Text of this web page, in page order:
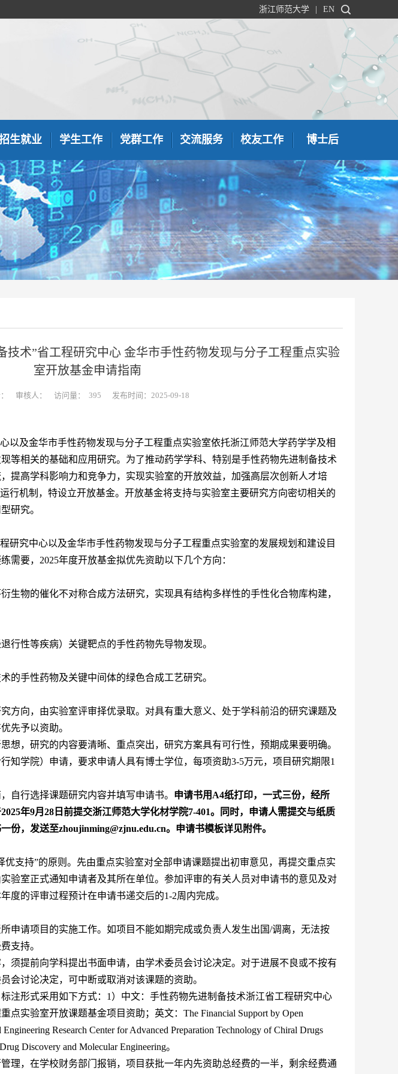
浙江师范大学 EN
生就业 学生工作 党群工作 交流服务 校友工作 博士后
技术”省工程研究中心 金华市手性药物发现与分子工程重点实验
室开放基金申请指南
审核人： 访问量： 395 发布时间：2025-09-18
以及金华市手性药物发现与分子工程重点实验室依托浙江师范大学药学学及相
等相关的基础和应用研究。为了推动药学学科、特别是手性药物先进制备技术
提高学科影响力和竞争力，实现实验室的开放效益，加强高层次创新人才培
行机制，特设立开放基金。开放基金将支持与实验室主要研究方向密切相关的
研究。
研究中心以及金华市手性药物发现与分子工程重点实验室的发展规划和建设目
需要， 2025年度开放基金拟优先资助以下几个方向：
生物的催化不对称合成方法研究，实现具有结构多样性的手性化合物库构建，
行性等疾病）关键靶点的手性药物先导物发现。
的手性药物及关键中间体的绿色合成工艺研究。
方向，由实验室评审择优录取。对具有重大意义、处于学科前沿的研究课题及
先予以资助。
想，研究的内容要清晰、重点突出，研究方案具有可行性，预期成果要明确。
知学院）申请，要求申请人具有博士学位，每项资助3-5万元，项目研究期限1
自行选择课题研究内容并填写申请书。 申请书用 A4纸打印，一式三份，经所
2025年9月 28日前提交浙江师范大学化材学院7-401。同时，申请人需提交与纸质
份，发送至zhoujinming@zjnu.edu.cn。申请书模板详见附件。
优支持”的原则。先由重点实验室对全部申请课题提出初审意见，再提交重点实
验室正式通知申请者及其所在单位。参加评审的有关人员对申请书的意见及对
度的评审过程预计在申请书递交后的1-2周内完成。
申请项目的实施工作。如项目不能如期完成或负责人发生出国/调离，无法按
支持。
须提前向学科提出书面申请，由学术委员会讨论决定。对于进展不良或不按有
会讨论决定，可中断或取消对该课题的资助。
注形式采用如下方式： 1 ）中文：手性药物先进制备技术浙江省工程研究中心
重点实验室开放课题基金项目资助；英文： The Financial Support by Open
Research Center for Advanced Preparation Technology of Chiral Drugs
Discovery and Molecular Engineering。
理，在学校财务部门报销，项目获批一年内先资助总经费的一半，剩余经费通